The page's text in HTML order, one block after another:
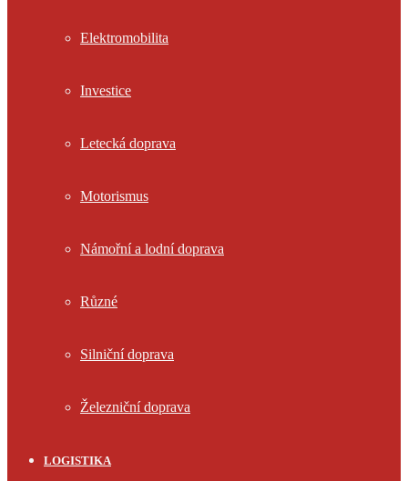
Elektromobilita
Investice
Letecká doprava
Motorismus
Námořní a lodní doprava
Různé
Silniční doprava
Železniční doprava
LOGISTIKA